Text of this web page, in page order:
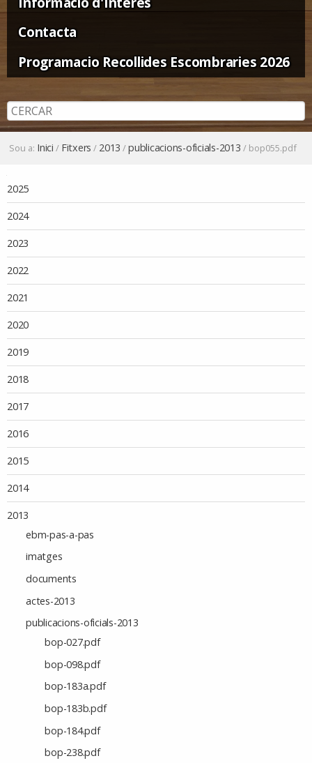
Contacta
Programacio Recollides Escombraries 2026
Sou a: Inici / Fitxers / 2013 /publicacions-oficials-2013 / bop055.pdf
2025
2024
2023
2022
2021
2020
2019
2018
2017
2016
2015
2014
2013
ebm-pas-a-pas
imatges
documents
actes-2013
publicacions-oficials-2013
bop-027.pdf
bop-098.pdf
bop-183a.pdf
bop-183b.pdf
bop-184.pdf
bop-238.pdf